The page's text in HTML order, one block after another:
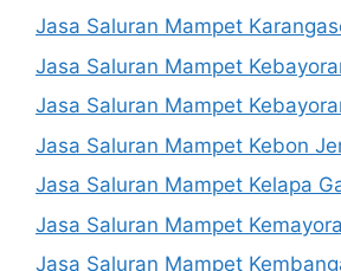
Jasa Saluran Mampet
Jasa Saluran Mampet
Jasa Saluran Mampet
Jasa Saluran Mampet Kebon
Jasa Saluran Mampet Kelapa
Jasa Saluran Mampet
Jasa Saluran Mampet